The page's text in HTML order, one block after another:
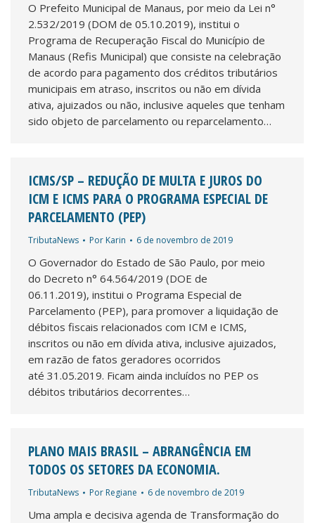
O Prefeito Municipal de Manaus, por meio da Lei n°
2.532/2019 (DOM de 05.10.2019), institui o
Programa de Recuperação Fiscal do Município de
Manaus (Refis Municipal) que consiste na celebração
de acordo para pagamento dos créditos tributários
municipais em atraso, inscritos ou não em dívida
ativa, ajuizados ou não, inclusive aqueles que tenham
sido objeto de parcelamento ou reparcelamento…
ICMS/SP – REDUÇÃO DE MULTA E JUROS DO
ICM E ICMS PARA O PROGRAMA ESPECIAL DE
PARCELAMENTO (PEP)
TributaNews Por Karin 6 de novembro de 2019
O Governador do Estado de São Paulo, por meio
do Decreto n° 64.564/2019 (DOE de
06.11.2019), institui o Programa Especial de
Parcelamento (PEP), para promover a liquidação de
débitos fiscais relacionados com ICM e ICMS,
inscritos ou não em dívida ativa, inclusive ajuizados,
em razão de fatos geradores ocorridos
até 31.05.2019. Ficam ainda incluídos no PEP os
débitos tributários decorrentes…
PLANO MAIS BRASIL – ABRANGÊNCIA EM
TODOS OS SETORES DA ECONOMIA.
TributaNews Por Regiane 6 de novembro de 2019
Uma ampla e decisiva agenda de Transformação do